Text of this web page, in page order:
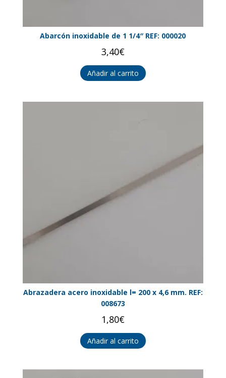
Abarcón inoxidable de 1 1/4″ REF: 000020
3,40€
Añadir al carrito
Abrazadera acero inoxidable l= 200 x 4,6 mm. REF:
008673
1,80€
Añadir al carrito